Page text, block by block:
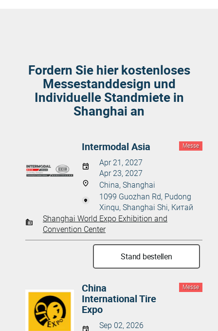
Fordern Sie hier kostenloses
Messestanddesign und
Individuelle Standmiete in
Shanghai an
Messe
Intermodal Asia
Apr 21, 2027
Apr 23, 2027
China, Shanghai
1099 Guozhan Rd, Pudong
Xinqu, Shanghai Shi, Китай
Shanghai World Expo Exhibition and
Convention Center
Stand bestellen
Messe
China
International Tire
Expo
Sep 02, 2026